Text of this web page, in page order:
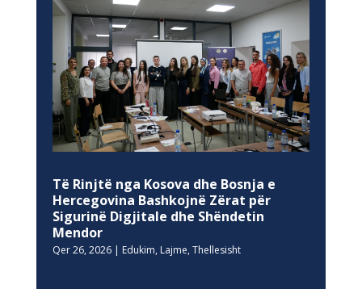
Të Rinjtë nga Kosova dhe Bosnja e
Hercegovina Bashkojnë Zërat për
Sigurinë Digjitale dhe Shëndetin
Mendor
Qer 26, 2026| Edukim, Lajme, Thellesisht